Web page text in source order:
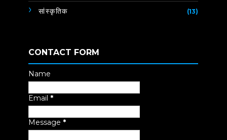
सांस्कृतिक (13)
CONTACT FORM
Name
Email *
Message *